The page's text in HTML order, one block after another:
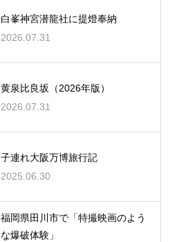
白峯神宮潜龍社に提燈奉納
2026.07.31
黄泉比良坂（2026年版）
2026.07.31
子連れ大阪万博旅行記
2025.06.30
福岡県田川市で「特撮映画のよう
な爆破体験」